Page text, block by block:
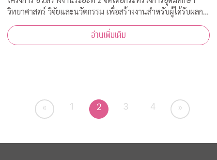
วิทยาศาสตร์ วิจัยและนวัตกรรม เพื่อสร้างงานสำหรับผู้ได้รับผลก
ระทบจากสถานการณ์วิกฤตโควิด-19 เปิดรับสมัครประชาชนทั่วไป
จำนวน 200 อัตรา
อ่านเพิ่มเติม
« 1 2 3 4 »